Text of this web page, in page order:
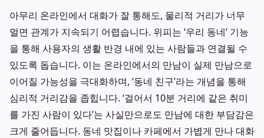
아무리 온라인에서 대화가 잘 통해도, 물리적 거리가 너무
멀면 관계가 지속되기 어렵습니다. 위피는 ‘우리 동네’ 기능
을 통해 사용자의 생활 반경 내에 있는 사람들과 연결될 수
있도록 돕습니다. 이는 온라인에서의 만남이 실제 만남으로
이어질 가능성을 극대화하며, ‘동네 친구’라는 개념을 통해
심리적 거리감을 좁힙니다. ‘걸어서 10분 거리에 같은 취미
를 가진 사람이 있다’는 사실만으로도 만남에 대한 부담감은
크게 줄어듭니다. 동네 맛집이나 카페에서 가볍게 만나 대화